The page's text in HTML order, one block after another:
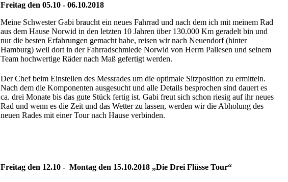
Freitag den 05.10 - 06.10.2018
Meine Schwester Gabi braucht ein neues Fahrrad und nach dem ich mit meinem Rad
aus dem Hause Norwid in den letzten 10 Jahren über 130.000 Km geradelt bin und
nur die besten Erfahrungen gemacht habe, reisen wir nach Neuendorf (hinter
Hamburg) weil dort in der Fahrradschmiede Norwid von Herrn Pallesen und seinem
Team hochwertige Räder nach Maß gefertigt werden.
Der Chef beim Einstellen des Messrades um die optimale Sitzposition zu ermitteln.
Nach dem die Komponenten ausgesucht und alle Details besprochen sind dauert es
ca. drei Monate bis das gute Stück fertig ist. Gabi freut sich schon riesig auf ihr neues
Rad und wenn es die Zeit und das Wetter zu lassen, werden wir die Abholung des
neuen Rades mit einer Tour nach Hause verbinden.
Freitag den 12.10 - Montag den 15.10.2018 „Die Drei Flüsse Tour“